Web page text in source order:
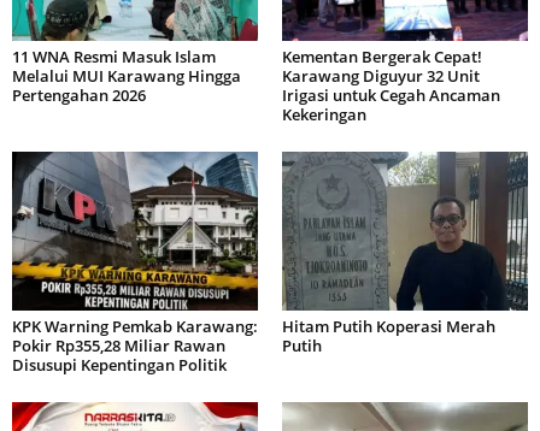
11 WNA Resmi Masuk Islam
Melalui MUI Karawang Hingga
Pertengahan 2026
Kementan Bergerak Cepat!
Karawang Diguyur 32 Unit
Irigasi untuk Cegah Ancaman
Kekeringan
KPK Warning Pemkab Karawang:
Pokir Rp355,28 Miliar Rawan
Disusupi Kepentingan Politik
Hitam Putih Koperasi Merah
Putih